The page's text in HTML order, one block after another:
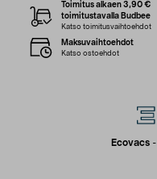
Ecovacs-
Toimitus alkaen 3,90 €
toimitustavalla Budbee
Katso toimitusvaihtoehdot
Maksuvaihtoehdot
Katso ostoehdot